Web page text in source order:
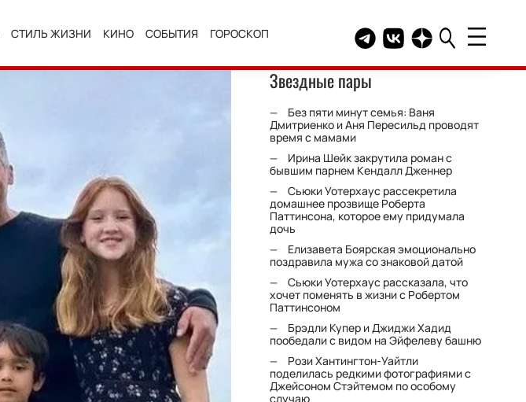
СТИЛЬ ЖИЗНИ КИНО СОБЫТИЯ ГОРОСКОП Telegram канал HELLO
Группа HELLO
Канал HELLO в
Звездные пары
Без пяти минут семья: Ваня
Дмитриенко и Аня Пересильд проводят
время с мамами
Ирина Шейк закрутила роман с
бывшим парнем Кендалл Дженнер
Сьюки Уотерхаус рассекретила
домашнее прозвище Роберта
Паттинсона, которое ему придумала
дочь
Елизавета Боярская эмоционально
поздравила мужа со знаковой датой
Сьюки Уотерхаус рассказала, что
хочет поменять в жизни с Робертом
Паттинсоном
Брэдли Купер и Джиджи Хадид
пообедали с видом на Эйфелеву башню
Рози Хантингтон-Уайтли
поделилась редкими фотографиями с
Джейсоном Стэйтемом по особому
случаю